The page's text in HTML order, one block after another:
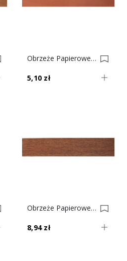
Obrzeże Papierowe Z Klejem Grusza Dzika Nr 51 0001606-0001631
5,10 zł
Obrzeże Papierowe Z Klejem Orzech Nr 40 0001604-0001630
8,94 zł